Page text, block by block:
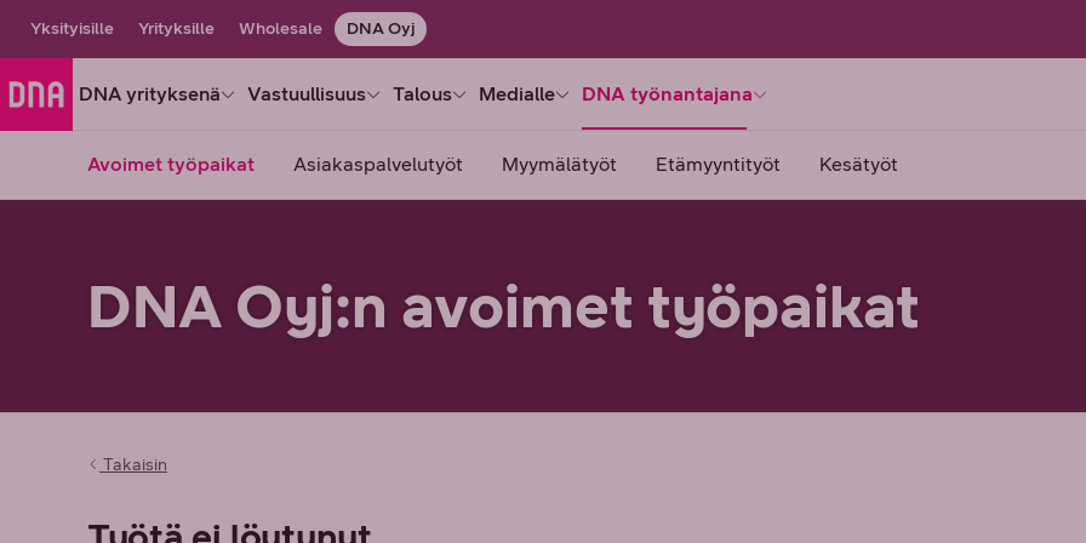
Yksityisille Yrityksille Wholesale DNA Oyj
DNA yrityksenä Vastuullisuus Talous Medialle DNA työnantajana
Avoimet työpaikat Asiakaspalvelutyöt Myymälätyöt Etämyyntityöt Kesätyöt
DNA Oyj:n avoimet työpaikat
Takaisin